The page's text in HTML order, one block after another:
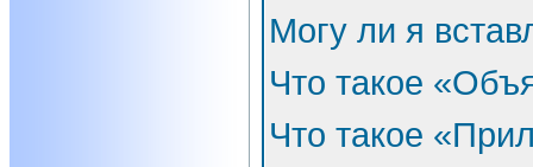
Могу ли я
Что такое
Что такое